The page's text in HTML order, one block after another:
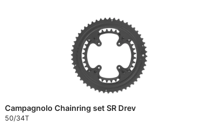
Campagnolo Chainring set SR Drev
50/34T